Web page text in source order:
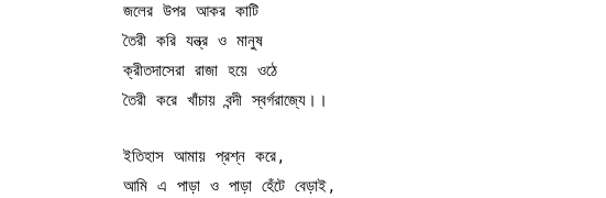
জলের উপর আকর কাটি
তৈরী করি যন্ত্র ও মানুষ
ক্রীতদাসেরা রাজা হয়ে ওঠে
তৈরী করে খাঁচায় বন্দী স্বর্গরাজ্যে।।
ইতিহাস আমায় প্রশ্ন করে,
আমি এ পাড়া ও পাড়া হেঁটে বেড়াই,